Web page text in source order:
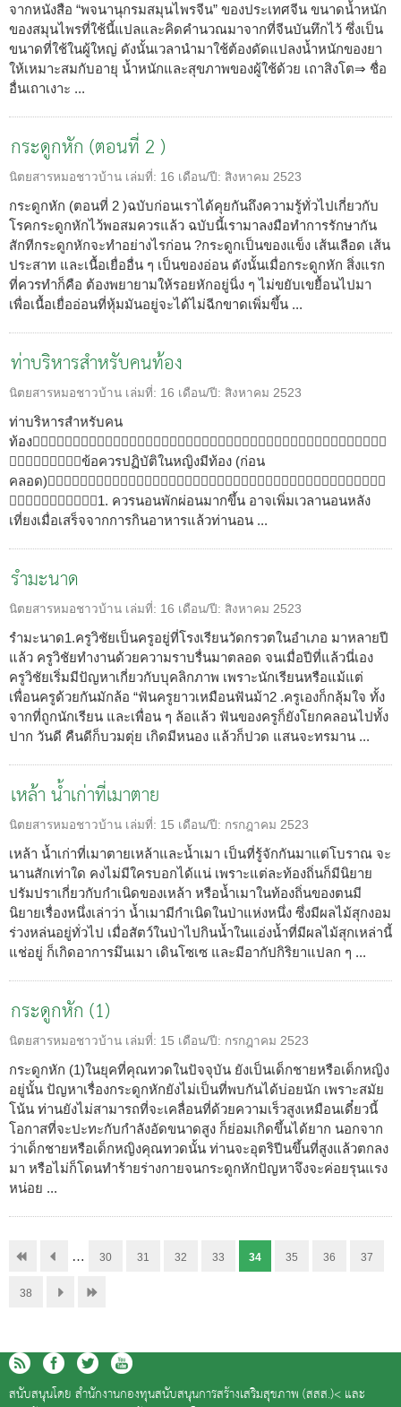
จากหนังสือ “พจนานุกรมสมุนไพรจีน” ของประเทศจีน ขนาดน้ำหนัก
ของสมุนไพรที่ใช้นี้แปลและคิดคำนวณมาจากที่จีนบันทึกไว้ ซึ่งเป็น
ขนาดที่ใช้ในผู้ใหญ่ ดังนั้นเวลานำมาใช้ต้องดัดแปลงน้ำหนักของยา
ให้เหมาะสมกับอายุ น้ำหนักและสุขภาพของผู้ใช้ด้วย เถาสิงโต⇒ ชื่อ
อื่นเถาเงาะ ...
กระดูกหัก (ตอนที่ 2 )
นิตยสารหมอชาวบ้าน เล่มที่: 16 เดือน/ปี: สิงหาคม 2523
กระดูกหัก (ตอนที่ 2 )ฉบับก่อนเราได้คุยกันถึงความรู้ทั่วไปเกี่ยวกับ
โรคกระดูกหักไว้พอสมควรแล้ว ฉบับนี้เรามาลงมือทำการรักษากัน
สักทีกระดูกหักจะทำอย่างไรก่อน ?กระดูกเป็นของแข็ง เส้นเลือด เส้น
ประสาท และเนื้อเยื่ออื่น ๆ เป็นของอ่อน ดังนั้นเมื่อกระดูกหัก สิ่งแรก
ที่ควรทำก็คือ ต้องพยายามให้รอยหักอยู่นิ่ง ๆ ไม่ขยับเขยื้อนไปมา
เพื่อเนื้อเยื่ออ่อนที่หุ้มมันอยู่จะได้ไม่ฉีกขาดเพิ่มขึ้น ...
ท่าบริหารสำหรับคนท้อง
นิตยสารหมอชาวบ้าน เล่มที่: 16 เดือน/ปี: สิงหาคม 2523
ท่าบริหารสำหรับคน
ท้อง
ข้อควรปฏิบัติในหญิงมีท้อง (ก่อน
คลอด)
1. ควรนอนพักผ่อนมากขึ้น อาจเพิ่มเวลานอนหลัง
เที่ยงเมื่อเสร็จจากการกินอาหารแล้วท่านอน ...
รำมะนาด
นิตยสารหมอชาวบ้าน เล่มที่: 16 เดือน/ปี: สิงหาคม 2523
รำมะนาด1.ครูวิชัยเป็นครูอยู่ที่โรงเรียนวัดกรวตในอำเภอ มาหลายปี
แล้ว ครูวิชัยทำงานด้วยความราบรื่นมาตลอด จนเมื่อปีที่แล้วนี่เอง
ครูวิชัยเริ่มมีปัญหาเกี่ยวกับบุคลิกภาพ เพราะนักเรียนหรือแม้แต่
เพื่อนครูด้วยกันมักล้อ “ฟันครูยาวเหมือนฟันม้า2 .ครูเองก็กลุ้มใจ ทั้ง
จากที่ถูกนักเรียน และเพื่อน ๆ ล้อแล้ว ฟันของครูก็ยังโยกคลอนไปทั้ง
ปาก วันดี คืนดีก็บวมตุ่ย เกิดมีหนอง แล้วก็ปวด แสนจะทรมาน ...
เหล้า น้ำเก่าที่เมาตาย
นิตยสารหมอชาวบ้าน เล่มที่: 15 เดือน/ปี: กรกฎาคม 2523
เหล้า น้ำเก่าที่เมาตายเหล้าและน้ำเมา เป็นที่รู้จักกันมาแต่โบราณ จะ
นานสักเท่าใด คงไม่มีใครบอกได้แน่ เพราะแต่ละท้องถิ่นก็มีนิยาย
ปรัมปราเกี่ยวกับกำเนิดของเหล้า หรือน้ำเมาในท้องถิ่นของตนมี
นิยายเรื่องหนึ่งเล่าว่า น้ำเมามีกำเนิดในป่าแห่งหนึ่ง ซึ่งมีผลไม้สุกงอม
ร่วงหล่นอยู่ทั่วไป เมื่อสัตว์ในป่าไปกินน้ำในแอ่งน้ำที่มีผลไม้สุกเหล่านี้
แช่อยู่ ก็เกิดอาการมึนเมา เดินโซเซ และมีอากัปกิริยาแปลก ๆ ...
กระดูกหัก (1)
นิตยสารหมอชาวบ้าน เล่มที่: 15 เดือน/ปี: กรกฎาคม 2523
กระดูกหัก (1)ในยุคที่คุณทวดในปัจจุบัน ยังเป็นเด็กชายหรือเด็กหญิง
อยู่นั้น ปัญหาเรื่องกระดูกหักยังไม่เป็นที่พบกันได้บ่อยนัก เพราะสมัย
โน้น ท่านยังไม่สามารถที่จะเคลื่อนที่ด้วยความเร็วสูงเหมือนเดี๋ยวนี้
โอกาสที่จะปะทะกับกำลังอัดขนาดสูง ก็ย่อมเกิดขึ้นได้ยาก นอกจาก
ว่าเด็กชายหรือเด็กหญิงคุณทวดนั้น ท่านจะอุตริปีนขึ้นที่สูงแล้วตกลง
มา หรือไม่ก็โดนทำร้ายร่างกายจนกระดูกหักปัญหาจึงจะค่อยรุนแรง
หน่อย ...
… 30 31 32 33 34 35 36 37
38
สนับสนุนโดย สำนักงานกองทุนสนับสนุนการสร้างเสริมสุขภาพ (สสส.)< และ